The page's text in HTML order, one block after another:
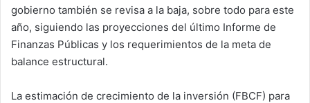
gobierno también se revisa a la baja, sobre todo para este
año, siguiendo las proyecciones del último Informe de
Finanzas Públicas y los requerimientos de la meta de
balance estructural.
La estimación de crecimiento de la inversión (FBCF) para